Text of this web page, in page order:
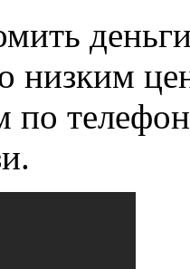
низким
по